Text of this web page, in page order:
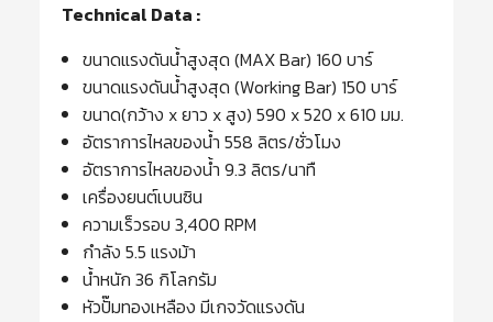
Technical Data :
ขนาดแรงดันน้ำสูงสุด (MAX Bar) 160 บาร์
ขนาดแรงดันน้ำสูงสุด (Working Bar) 150 บาร์
ขนาด(กว้าง x ยาว x สูง) 590 x 520 x 610 มม.
อัตราการไหลของน้ำ 558 ลิตร/ชั่วโมง
อัตราการไหลของน้ำ 9.3 ลิตร/นาทื
เครื่องยนต์เบนซิน
ความเร็วรอบ 3,400 RPM
กำลัง 5.5 แรงม้า
น้ำหนัก 36 กิโลกรัม
หัวปั๊มทองเหลือง มีเกจวัดแรงดัน